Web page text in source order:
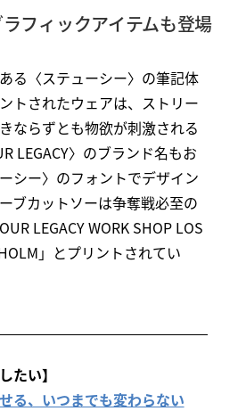
フィックアイテムも登場
る〈ステューシー〉の筆記体
トされたウェアは、ストリー
ならずとも物欲が刺激される
LEGACY〉のブランド名もお
シー〉のフォントでデザイン
ブカットソーは争奪戦必至の
LEGACY WORK SHOP LOS
」とプリントされてい
たい】
る、いつまでも変わらない